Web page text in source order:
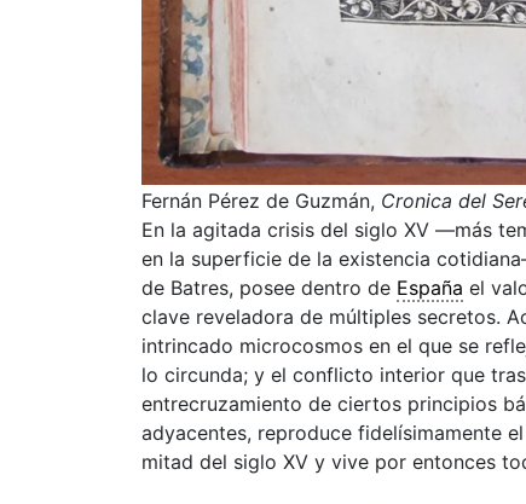
Fernán Pérez de Guzmán, Cronica del
En la agitada crisis del siglo XV —más
en la superficie de la existencia
de Batres, posee dentro de España el
clave reveladora de múltiples secretos.
intrincado microcosmos en el que se
lo circunda; y el conflicto interior que
entrecruzamiento de ciertos principios
adyacentes, reproduce fidelísimamente
mitad del siglo XV y vive por entonces